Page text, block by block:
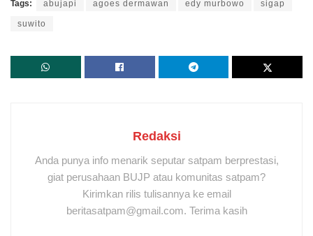
Tags: abujapi agoes dermawan edy murbowo sigap
suwito
Redaksi
Anda punya info menarik seputar satpam berprestasi,
giat perusahaan BUJP atau komunitas satpam?
Kirimkan rilis tulisannya ke email
beritasatpam@gmail.com. Terima kasih